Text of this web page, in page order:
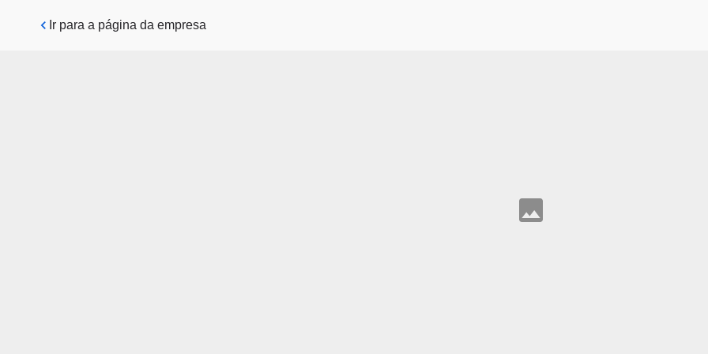
Pular para o conteúdo principal
Ir para a página da empresa